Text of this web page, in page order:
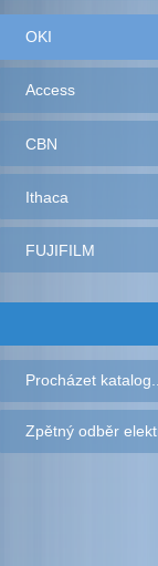
OKI
Access
CBN
Ithaca
FUJIFILM
Procházet
Zpětný odběr